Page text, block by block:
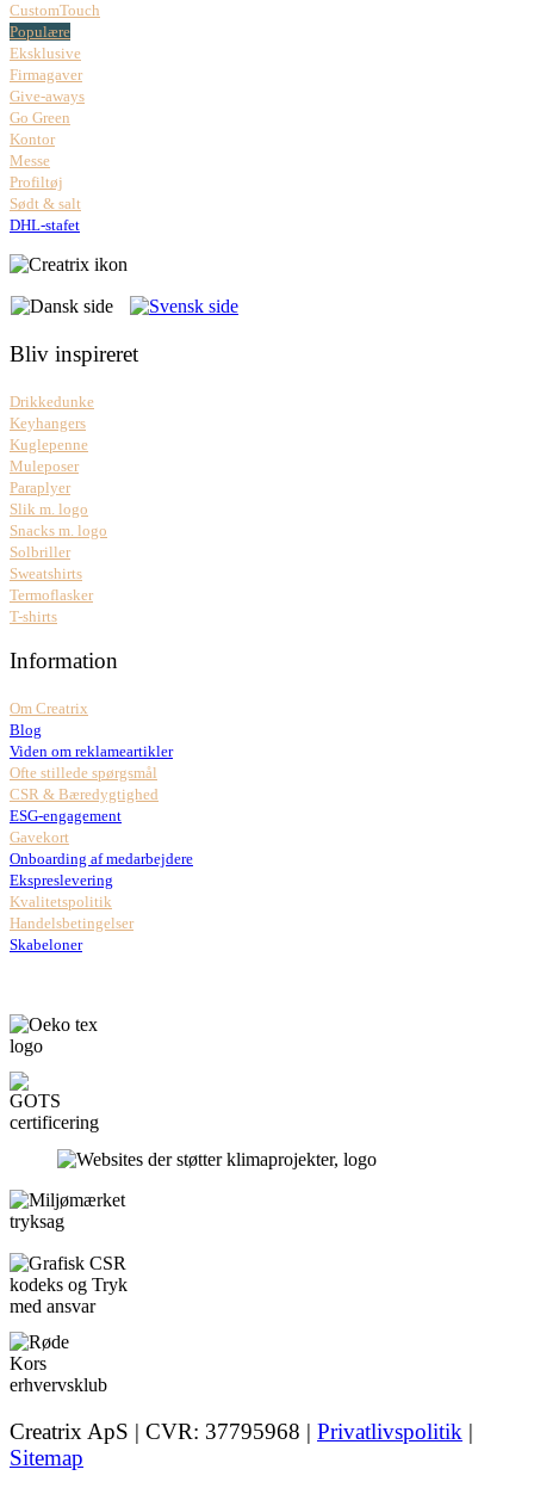
CustomTouch
Populære
Eksklusive
Firmagaver
Give-aways
Go Green
Kontor
Messe
Profiltøj
Sødt & salt
DHL-stafet
Bliv inspireret
Drikkedunke
Keyhangers
Kuglepenne
Muleposer
Paraplyer
Slik m. logo
Snacks m. logo
Solbriller
Sweatshirts
Termoflasker
T-shirts
Information
Om Creatrix
Blog
Viden om reklameartikler
Ofte stillede spørgsmål
CSR & Bæredygtighed
ESG-engagement
Gavekort
Onboarding af medarbejdere
Ekspreslevering
Kvalitetspolitik
Handelsbetingelser
Skabeloner
Creatrix ApS | CVR: 37795968 | Privatlivspolitik |
Sitemap